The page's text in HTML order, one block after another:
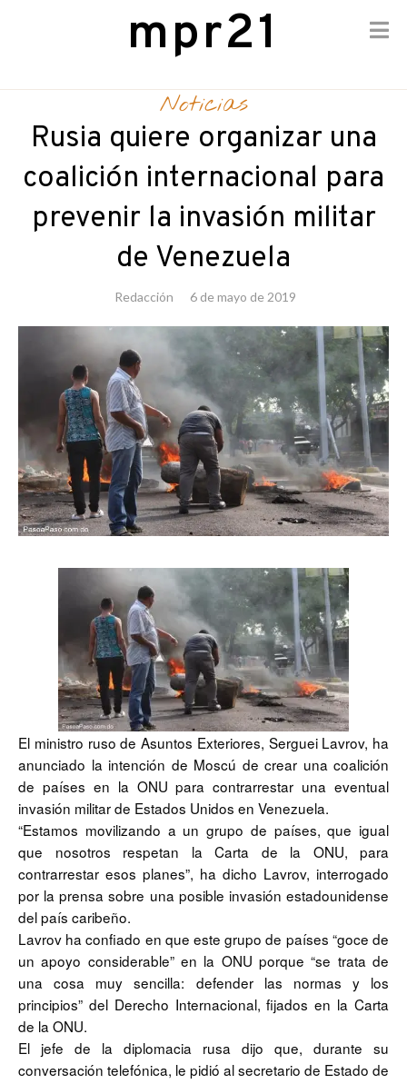
content
mpr21
Noticias
Rusia quiere organizar una
coalición internacional para
prevenir la invasión militar
de Venezuela
Redacción 6 de mayo de 2019
El ministro ruso de Asuntos Exteriores, Serguei Lavrov, ha
anunciado la intención de Moscú de crear una coalición
de países en la ONU para contrarrestar una eventual
invasión militar de Estados Unidos en Venezuela.
“Estamos movilizando a un grupo de países, que igual
que nosotros respetan la Carta de la ONU, para
contrarrestar esos planes”, ha dicho Lavrov, interrogado
por la prensa sobre una posible invasión estadounidense
del país caribeño.
Lavrov ha confiado en que este grupo de países “goce de
un apoyo considerable” en la ONU porque “se trata de
una cosa muy sencilla: defender las normas y los
principios” del Derecho Internacional, fijados en la Carta
de la ONU.
El jefe de la diplomacia rusa dijo que, durante su
conversación telefónica, le pidió al secretario de Estado de